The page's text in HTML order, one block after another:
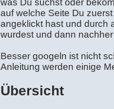
was Du suchst oder
auf welche Seite Du
angeklickt hast und durch
wurdest und dann
Besser googeln ist nicht
Anleitung werden einige
Übersicht